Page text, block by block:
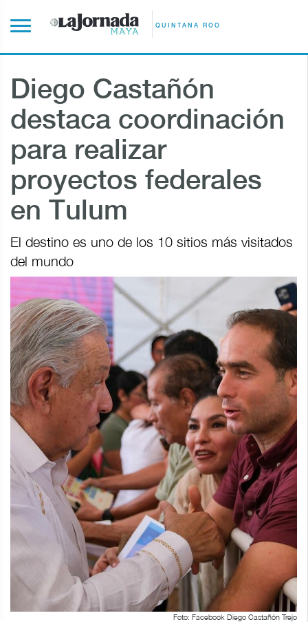
QUINTANA ROO
Diego Castañón
destaca coordinación
para realizar
proyectos federales
en Tulum
El destino es uno de los 10 sitios más visitados
del mundo
Foto: Facebook Diego Castañón Trejo